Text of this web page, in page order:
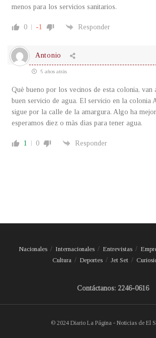
menos para los servicios sanitarios.
0 -1 Responder
Antonio
5 años atrás
Què bueno por los vecinos de esta colonia, van
buen servicio de agua. El servicio en la colonia
sigue por la calle de la amargura. Algo ha
esperamos diez o màs dìas para tener agua.
1 0 Responder
Nacionales Internacionales Entrevistas
Cultura
Deportes Jet Set
Contáctanos: 2246-0616
© 2024 Diario La Página - Noticias de El